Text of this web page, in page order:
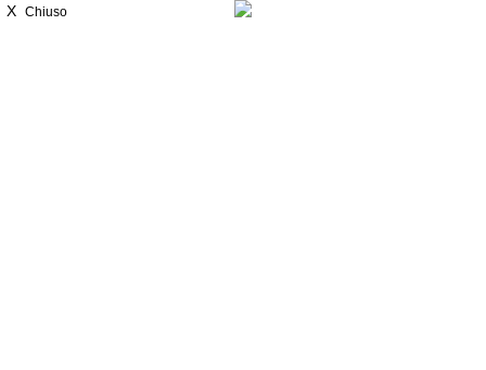
X Chiuso